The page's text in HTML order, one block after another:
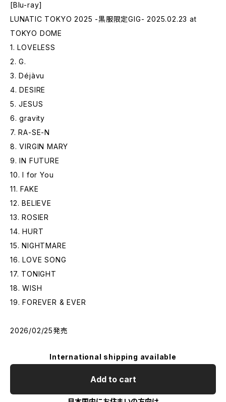
[Blu-ray]
LUNATIC TOKYO 2025 -黒服限定GIG- 2025.02.23 at
TOKYO DOME
1. LOVELESS
2. G.
3. Déjàvu
4. DESIRE
5. JESUS
6. gravity
7. RA-SE-N
8. VIRGIN MARY
9. IN FUTURE
10. I for You
11. FAKE
12. BELIEVE
13. ROSIER
14. HURT
15. NIGHTMARE
16. LOVE SONG
17. TONIGHT
18. WISH
19. FOREVER & EVER
2026/02/25発売
International shipping available
Add to cart